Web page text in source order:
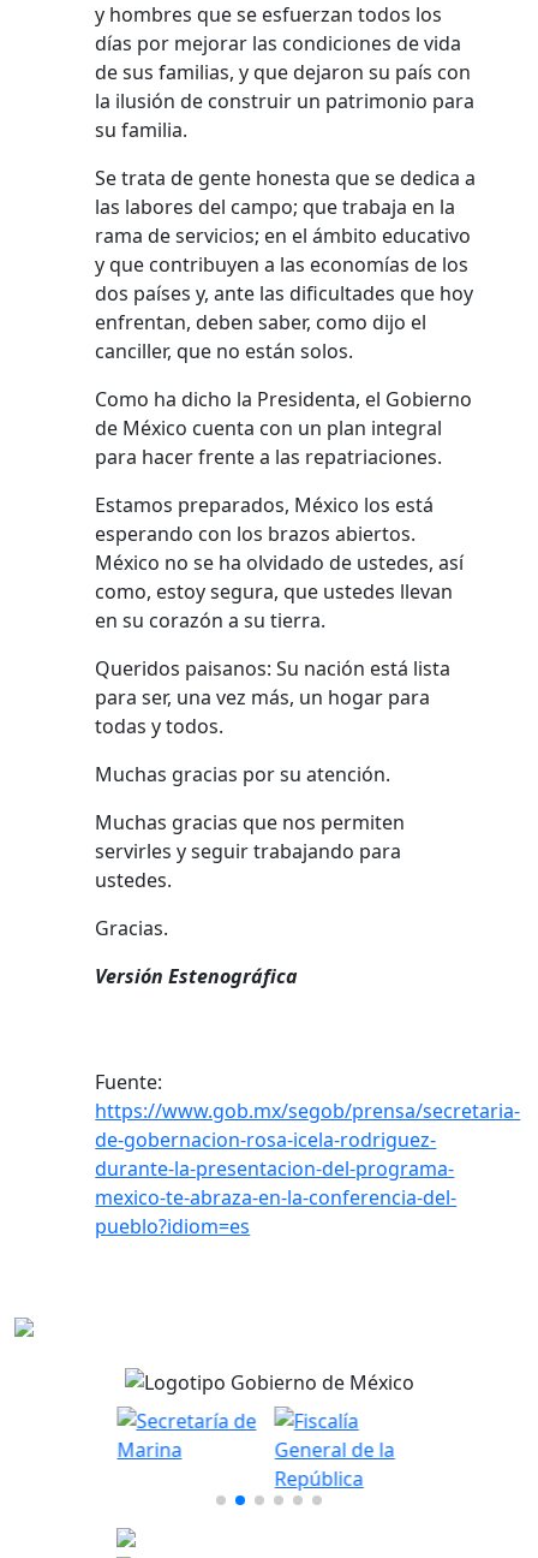
y hombres que se esfuerzan todos los
días por mejorar las condiciones de vida
de sus familias, y que dejaron su país con
la ilusión de construir un patrimonio para
su familia.
Se trata de gente honesta que se dedica a
las labores del campo; que trabaja en la
rama de servicios; en el ámbito educativo
y que contribuyen a las economías de los
dos países y, ante las dificultades que hoy
enfrentan, deben saber, como dijo el
canciller, que no están solos.
Como ha dicho la Presidenta, el Gobierno
de México cuenta con un plan integral
para hacer frente a las repatriaciones.
Estamos preparados, México los está
esperando con los brazos abiertos.
México no se ha olvidado de ustedes, así
como, estoy segura, que ustedes llevan
en su corazón a su tierra.
Queridos paisanos: Su nación está lista
para ser, una vez más, un hogar para
todas y todos.
Muchas gracias por su atención.
Muchas gracias que nos permiten
servirles y seguir trabajando para
ustedes.
Gracias.
Versión Estenográfica
Fuente:
https://www.gob.mx/segob/prensa/secretaria-
de-gobernacion-rosa-icela-rodriguez-
durante-la-presentacion-del-programa-
mexico-te-abraza-en-la-conferencia-del-
pueblo?idiom=es